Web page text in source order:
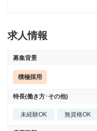
求人情報
募集背景
積極採用
特長(働き方･その他)
未経験OK 無資格OK